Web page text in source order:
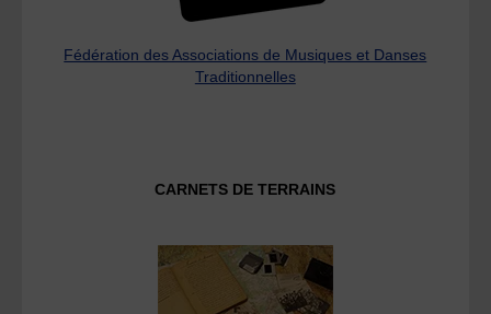
Fédération des Associations de Musiques et Danses
Traditionnelles
CARNETS DE TERRAINS